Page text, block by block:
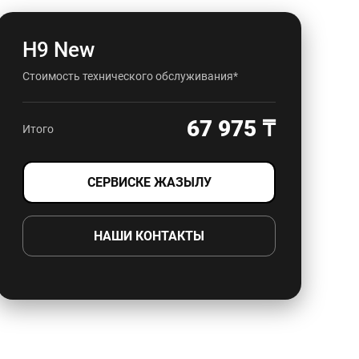
Н9 New
Стоимость технического обслуживания*
Итого 67 975 ₸
СЕРВИСКЕ ЖАЗЫЛУ
НАШИ КОНТАКТЫ